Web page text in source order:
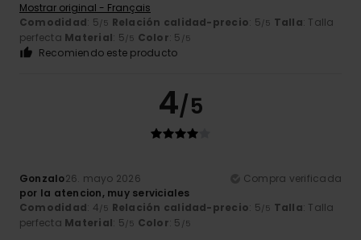
Mostrar original - Français
Comodidad: 5/5 Relación calidad-precio: 5/5 Talla: Talla
perfecta Material: 5/5 Color: 5 /5
Recomiendo este producto
4/5
Gonzalo26. mayo 2026
Compra verificada
por la atencion, muy serviciales
Comodidad: 4/5 Relación calidad-precio: 5/5 Talla: Talla
perfecta Material: 5/5 Color: 5 /5